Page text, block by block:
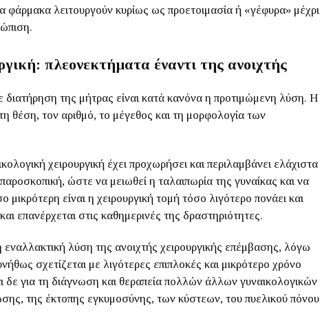
φάρμακα λειτουργούν κυρίως ως προετοιμασία ή «γέφυρα» μέχρι
πλεονεκτήματα έναντι της ανοιχτής
της μήτρας είναι κατά κανόνα η προτιμώμενη λύση. Η
θέση, τον αριθμό, το μέγεθος και τη μορφολογία των
χειρουργική έχει προχωρήσει και περιλαμβάνει ελάχιστα
ώστε να μειωθεί η ταλαιπωρία της γυναίκας και να
είναι η χειρουργική τομή τόσο λιγότερο πονάει και
επανέρχεται στις καθημερινές της δραστηριότητες.
λύση της ανοιχτής χειρουργικής επέμβασης, λόγω
σχετίζεται με λιγότερες επιπλοκές και μικρότερο χρόνο
δε για τη διάγνωση και θεραπεία πολλών άλλων γυναικολογικών
της έκτοπης εγκυμοσύνης, των κύστεων, του πυελικού πόνου